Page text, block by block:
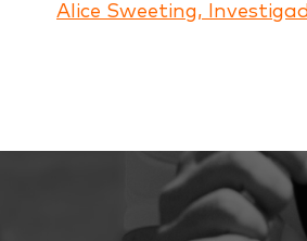
Alice Sweeting,